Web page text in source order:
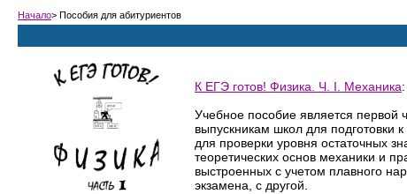
Начало> Пособия для абитуриентов
К ЕГЭ готов! Физика. Ч. I. Механика
Учебное пособие является первой
выпускникам школ для подготовки
для проверки уровня остаточных
теоретических основ механики и
выстроенных с учетом плавного
экзамена, с другой.